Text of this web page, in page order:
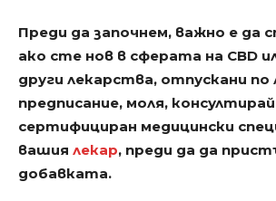
Преди да започнем, важно е да
ако сте нов в сферата на CBD
други лекарства, отпускани по
предписание, моля,
сертифициран медицински
вашия лекар, преди да да
добавката.